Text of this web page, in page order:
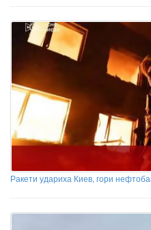
Ракети удариха Киев, гори